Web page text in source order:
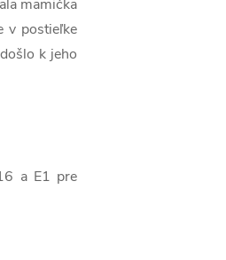
mamička
v postieľke
k jeho
a E1 pre